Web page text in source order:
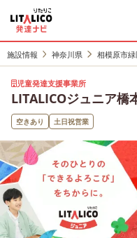
施設情報 神奈川県 相模原市
児童発達支援事業所
LITALICOジュニア橋
空きあり 土日祝営業